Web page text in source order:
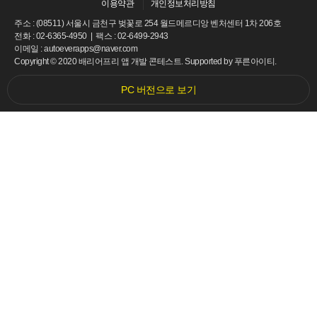
이용약관
개인정보처리방침
주소 : (08511) 서울시 금천구 벚꽃로 254 월드메르디앙 벤처센터 1차 206호
전화 : 02-6365-4950 | 팩스 : 02-6499-2943
이메일 : autoeverapps@naver.com
Copyright © 2020 배리어프리 앱 개발 콘테스트. Supported by 푸른아이티.
PC 버전으로 보기